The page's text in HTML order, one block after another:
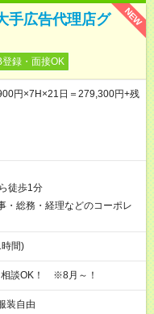
NEW
手広告代理店グ
登録・面接OK
円×7H×21日＝279,300円+残
徒歩1分
総務・経理などのコーポレ
間)
相談OK！ ※8月～！
装自由